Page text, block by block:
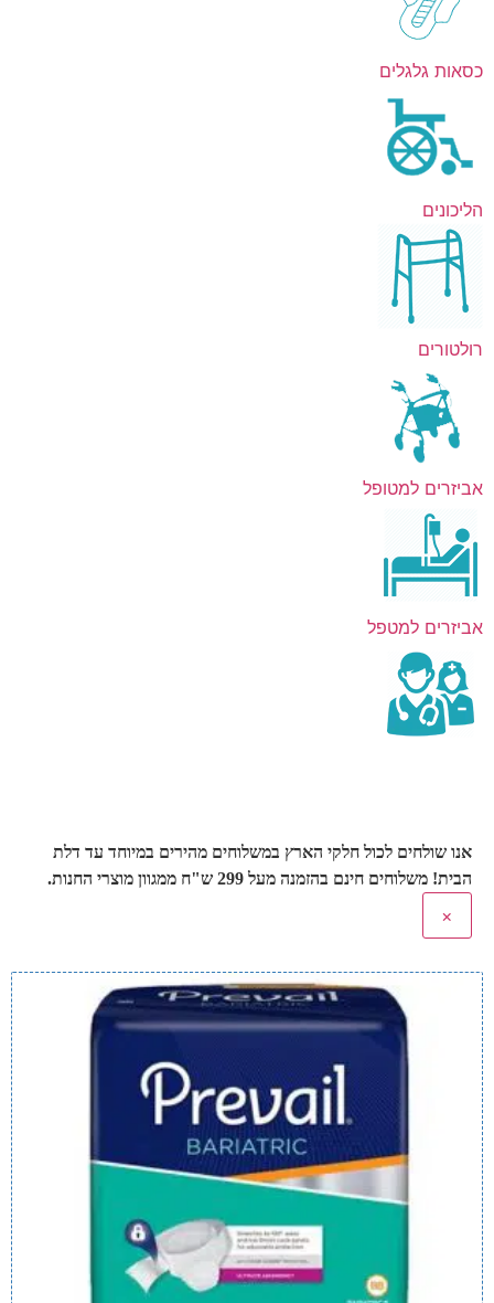
כסאות גלגלים
הליכונים
רולטורים
אביזרים למטופל
אביזרים למטפל
אנו שולחים לכול חלקי הארץ במשלוחים מהירים במיוחד עד דלת
הבית! משלוחים חינם בהזמנה מעל 299 ש"ח ממגוון מוצרי החנות.
×